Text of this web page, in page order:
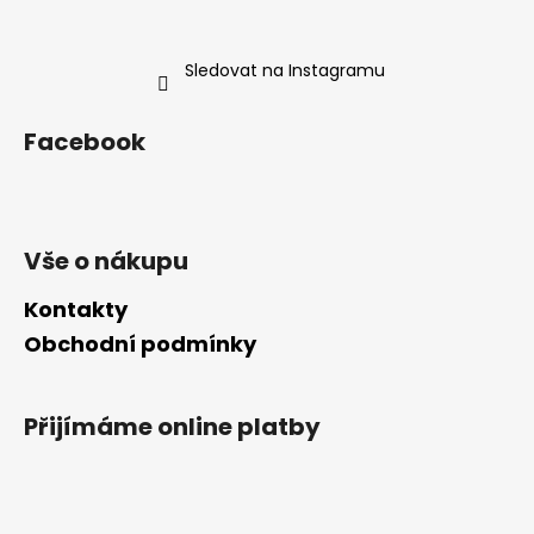
Sledovat na Instagramu
Facebook
Vše o nákupu
Kontakty
Obchodní podmínky
Přijímáme online platby